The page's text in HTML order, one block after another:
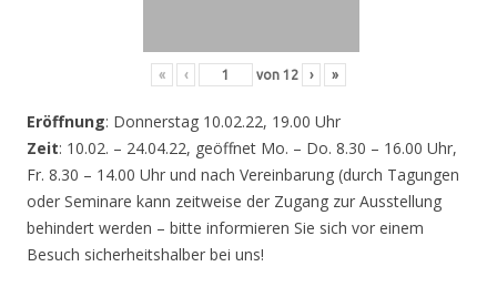
« ‹ von 12 › »
Eröffnung: Donnerstag 10.02.22, 19.00 Uhr
Zeit: 10.02. – 24.04.22, geöffnet Mo. – Do. 8.30 – 16.00 Uhr,
Fr. 8.30 – 14.00 Uhr und nach Vereinbarung (durch Tagungen
oder Seminare kann zeitweise der Zugang zur Ausstellung
behindert werden – bitte informieren Sie sich vor einem
Besuch sicherheitshalber bei uns!